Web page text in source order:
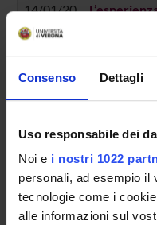
Consenso Dettagli
Uso responsabile dei
Noi e i nostri 1022
personali, ad esempio il
tecnologie come i
alle informazioni sul
14/01/20
motivos
Calderón)
Orario:h
(Università di
Vista da